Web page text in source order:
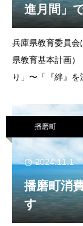
進月間」
兵庫県教育委員会
県教育基本計画
り」〜「『絆』
「予測困難な時
播磨町
2024.11.1
播磨町消
す